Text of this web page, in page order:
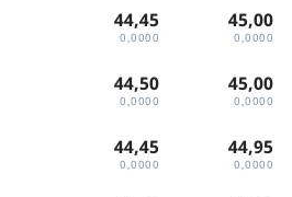
44,45
0,0000
45,00
0,0000
44,50
0,0000
45,00
0,0000
44,45
0,0000
44,95
0,0000